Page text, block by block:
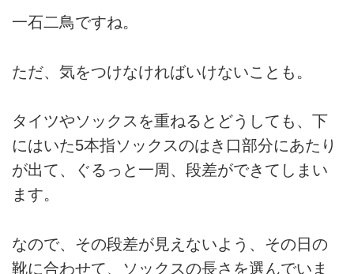
一石二鳥ですね。
ただ、気をつけなければいけないことも。
タイツやソックスを重ねるとどうしても、下
にはいた5本指ソックスのはき口部分にあたり
が出て、ぐるっと一周、段差ができてしまい
ます。
なので、その段差が見えないよう、その日の
靴に合わせて、ソックスの長さを選んでいま